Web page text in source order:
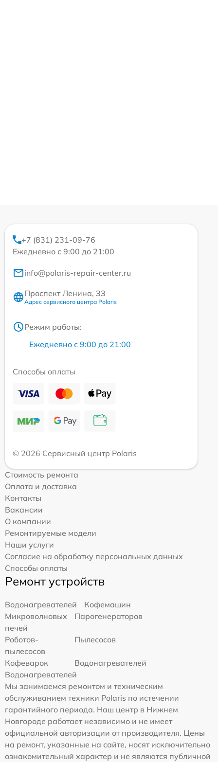
+7 (831) 231-09-76
Ежедневно с 9:00 до 21:00
info@polaris-repair-center.ru
Проспект Ленина, 33
Адрес сервисного центра Polaris
Режим работы:
Ежедневно с 9:00 до 21:00
Способы оплаты
© 2026 Сервисный центр Polaris
Стоимость ремонта
Оплата и доставка
Контакты
Вакансии
О компании
Ремонтируемые модели
Наши услуги
Согласие на обработку персональных данных
Способы оплаты
Ремонт устройств
Водонагревателей
Кофемашин
Микроволновых
печей
Парогенераторов
Роботов-
пылесосов
Пылесосов
Кофеварок
Водонагревателей
Водонагревателей
Мы занимаемся ремонтом и техническим
обслуживанием техники Polaris по истечении
гарантийного периода. Наш центр в Нижнем
Новгороде работает независимо и не имеет
официальной авторизации от производителя. Цены
на ремонт, указанные на сайте, носят исключительно
ознакомительный характер и не являются публичной